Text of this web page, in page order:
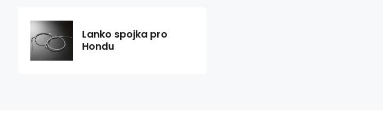
Lanko spojka pro
Hondu